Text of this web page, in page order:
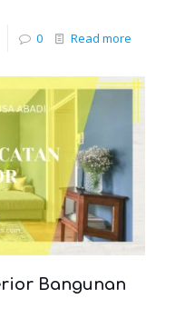
0 Read more
Bangunan